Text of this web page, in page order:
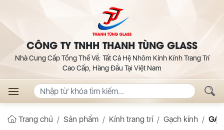
CÔNG TY TNHH THANH TÙNG GLASS
Nhà Cung Cấp Tổng Thể Về: Tất Cả Hệ Nhôm Kính Kính Trang Trí
Cao Cấp, Hàng Đầu Tại Việt Nam
Trang chủ Sản phẩm Kính trang trí Gạch kính